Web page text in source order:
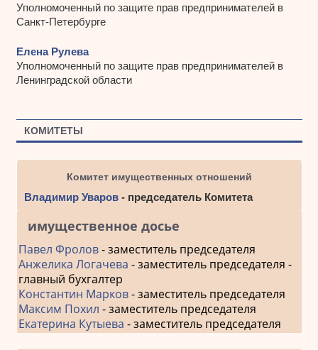
Уполномоченный по защите прав предпринимателей в
Санкт-Петербурге
Елена Рулева
Уполномоченный по защите прав предпринимателей в
Ленинградской области
КОМИТЕТЫ
Комитет имущественных отношений
Владимир Уваров- председатель Комитета
имущественное досье
Павел Фролов- заместитель председателя
Анжелика Логачева - заместитель председателя -
главный бухгалтер
Константин Марков- заместитель председателя
Максим Похил - заместитель председателя
Екатерина Кутыева - заместитель председателя